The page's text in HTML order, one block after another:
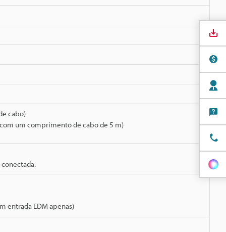
cabo)
um comprimento de cabo de 5 m)
entrada EDM apenas)